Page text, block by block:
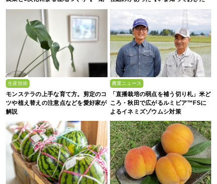
生募集】
い、これからの”食”の話】
生産技術
モンステラの上手な育て方。剪定のコ
ツや植え替えの注意点などを愛好家が
解説
農業ニュース
「直播栽培の弱点を補う切り札」米ど
ころ・秋田で広がるルミビア™FSに
よるイネミズゾウムシ対策